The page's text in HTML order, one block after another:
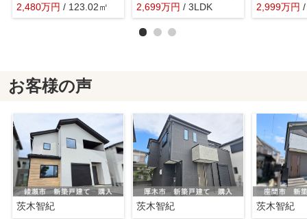
2,480万円 / 123.02㎡
2,699万円 / 3LDK 2,999万円
お客様の声
茨木智紀 茨木智紀 茨木智紀